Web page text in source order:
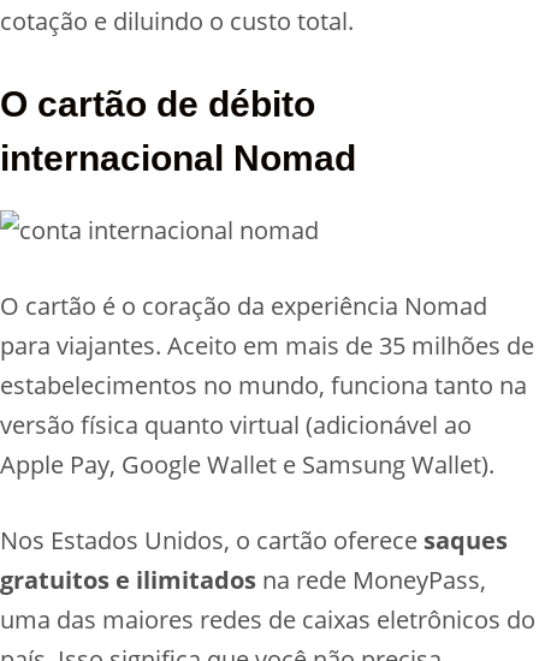
cotação e diluindo o custo total.
O cartão de débito
internacional Nomad
O cartão é o coração da experiência Nomad
para viajantes. Aceito em mais de 35 milhões de
estabelecimentos no mundo, funciona tanto na
versão física quanto virtual (adicionável ao
Apple Pay, Google Wallet e Samsung Wallet).
Nos Estados Unidos, o cartão oferece saques
gratuitos e ilimitados na rede MoneyPass,
uma das maiores redes de caixas eletrônicos do